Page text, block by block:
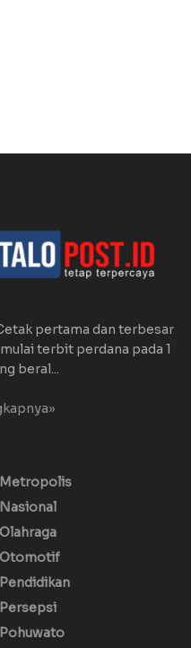
pertama dan terbesar
terbit perdana pada 1
beral...
Metropolis
Nasional
Olahraga
Otomotif
Pendidikan
Persepsi
Pohuwato